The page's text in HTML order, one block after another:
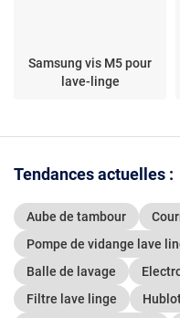
Samsung vis M5 pour
lave-linge
Tendances actuelles :
Aube de tambour
Pompe de vidange lave
Balle de lavage
Filtre lave linge